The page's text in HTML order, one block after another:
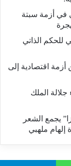
في أزمة سبتة
الذاتي
أزمة اقتصادية إلى
الملك
يجمع الشعر
إلهام ملهبي